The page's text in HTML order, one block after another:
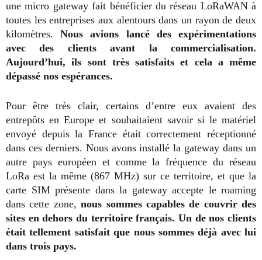
une micro gateway fait bénéficier du réseau LoRaWAN à
toutes les entreprises aux alentours dans un rayon de deux
kilomètres.Nous avions lancé des expérimentations
avec des clients avant la commercialisation.
Aujourd’hui, ils sont très satisfaits et cela a même
dépassé nos espérances.
Pour être très clair, certains d’entre eux avaient des
entrepôts en Europe et souhaitaient savoir si le matériel
envoyé depuis la France était correctement réceptionné
dans ces derniers. Nous avons installé la gateway dans un
autre pays européen et comme la fréquence du réseau
LoRa est la même (867 MHz) sur ce territoire, et que la
carte SIM présente dans la gateway accepte le roaming
dans cette zone,nous sommes capables de couvrir des
sites en dehors du territoire français. Un de nos clients
était tellement satisfait que nous sommes déjà avec lui
dans trois pays.